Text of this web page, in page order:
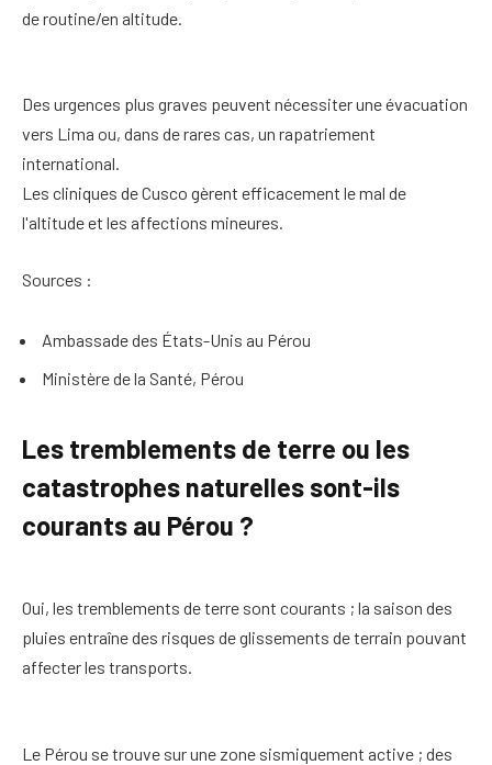
de routine/en altitude.
Des urgences plus graves peuvent nécessiter une évacuation
vers Lima ou, dans de rares cas, un rapatriement
international.
Les cliniques de Cusco gèrent efficacement le mal de
l'altitude et les affections mineures.
Sources :
Ambassade des États-Unis au Pérou
Ministère de la Santé, Pérou
Les tremblements de terre ou les
catastrophes naturelles sont-ils
courants au Pérou ?
Oui, les tremblements de terre sont courants ; la saison des
pluies entraîne des risques de glissements de terrain pouvant
affecter les transports.
Le Pérou se trouve sur une zone sismiquement active ; des